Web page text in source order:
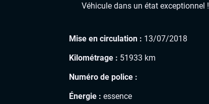
Véhicule dans un état exceptionnel !
Mise en circulation : 13/07/2018
Kilométrage : 51933 km
Numéro de police :
Énergie : essence